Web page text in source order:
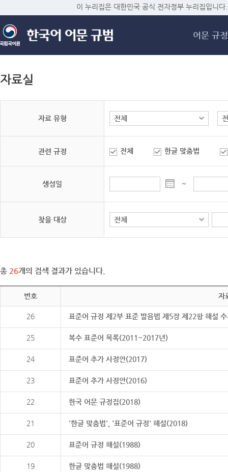
메
이 누리집은 대한민국 공식 전자정부 누리집입니다.
어문 규정
자료실
자료 유형
관련 규정 전체 한글 맞춤법
생성일 ~
찾을 대상
총 26개의 검색 결과가 있습니다.
번호 자
26 표준어 규정 제2부 표준 발음법 제5장 제22항 해설
25 복수 표준어 목록(2011~2017년)
24 표준어 추가 사정안(2017)
23 표준어 추가 사정안(2016)
22 한국 어문 규정집(2018)
21 '한글 맞춤법', '표준어 규정' 해설(2018)
20 표준어 규정 해설(1988)
19 한글 맞춤법 해설(1988)